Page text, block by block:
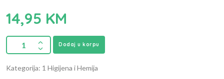
14,95 KM
Dodaj u korpu
Kategorija: 1 Higijena i Hemija